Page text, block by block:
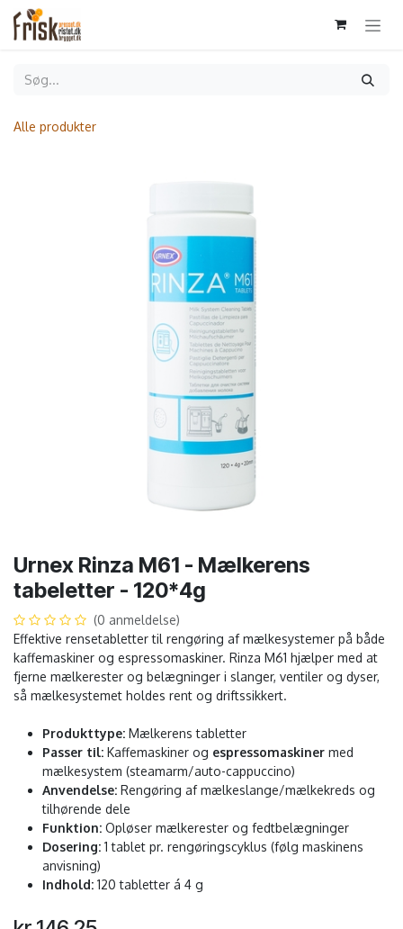
Gå til indhold
Alle produkter
Urnex Rinza M61 - Mælkerens
tabeletter - 120*4g
(0 anmeldelse)
Effektive rensetabletter til rengøring af mælkesystemer på både
kaffemaskiner og espressomaskiner. Rinza M61 hjælper med at
fjerne mælkerester og belægninger i slanger, ventiler og dyser,
så mælkesystemet holdes rent og driftssikkert.
Produkttype: Mælkerens tabletter
Passer til: Kaffemaskiner og espressomaskiner med
mælkesystem (steamarm/auto-cappuccino)
Anvendelse: Rengøring af mælkeslange/mælkekreds og
tilhørende dele
Funktion: Opløser mælkerester og fedtbelægninger
Dosering: 1 tablet pr. rengøringscyklus (følg maskinens
anvisning)
Indhold: 120 tabletter á 4 g